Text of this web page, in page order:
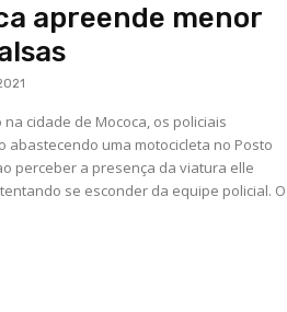
apreende menor
cidade de Mococa, os policiais
abastecendo uma motocicleta no Posto
perceber a presença da viatura elle
se esconder da equipe policial. O